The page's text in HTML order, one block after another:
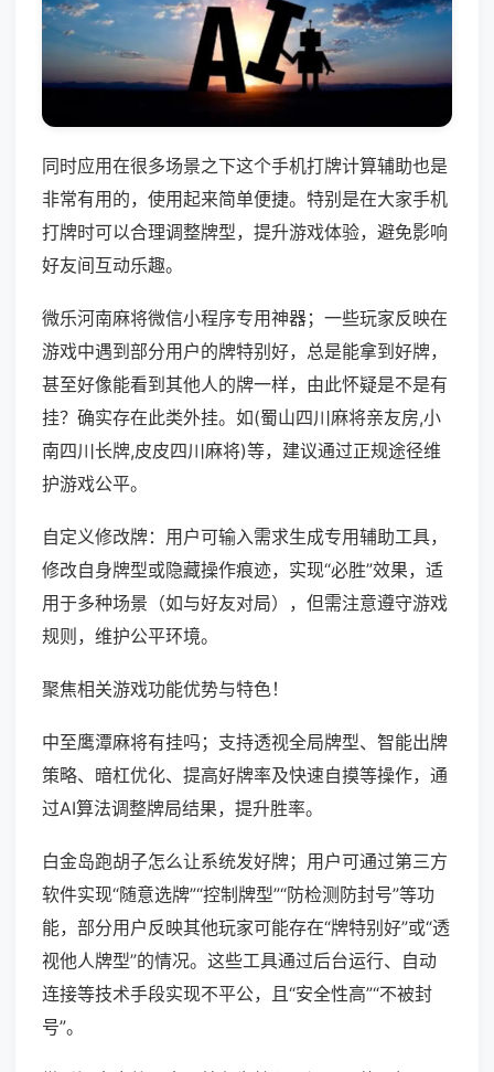
同时应用在很多场景之下这个手机打牌计算辅助也是
非常有用的，使用起来简单便捷。特别是在大家手机
打牌时可以合理调整牌型，提升游戏体验，避免影响
好友间互动乐趣。
微乐河南麻将微信小程序专用神器；一些玩家反映在
游戏中遇到部分用户的牌特别好，总是能拿到好牌，
甚至好像能看到其他人的牌一样，由此怀疑是不是有
挂？确实存在此类外挂。如(蜀山四川麻将亲友房,小
南四川长牌,皮皮四川麻将)等，建议通过正规途径维
护游戏公平。
自定义修改牌：用户可输入需求生成专用辅助工具，
修改自身牌型或隐藏操作痕迹，实现“必胜”效果，适
用于多种场景（如与好友对局），但需注意遵守游戏
规则，维护公平环境。
聚焦相关游戏功能优势与特色！
中至鹰潭麻将有挂吗；支持透视全局牌型、智能出牌
策略、暗杠优化、提高好牌率及快速自摸等操作，通
过AI算法调整牌局结果，提升胜率。
白金岛跑胡子怎么让系统发好牌；用户可通过第三方
软件实现“随意选牌”“控制牌型”“防检测防封号”等功
能，部分用户反映其他玩家可能存在“牌特别好”或“透
视他人牌型”的情况。这些工具通过后台运行、自动
连接等技术手段实现不平公，且“安全性高”“不被封
号”。